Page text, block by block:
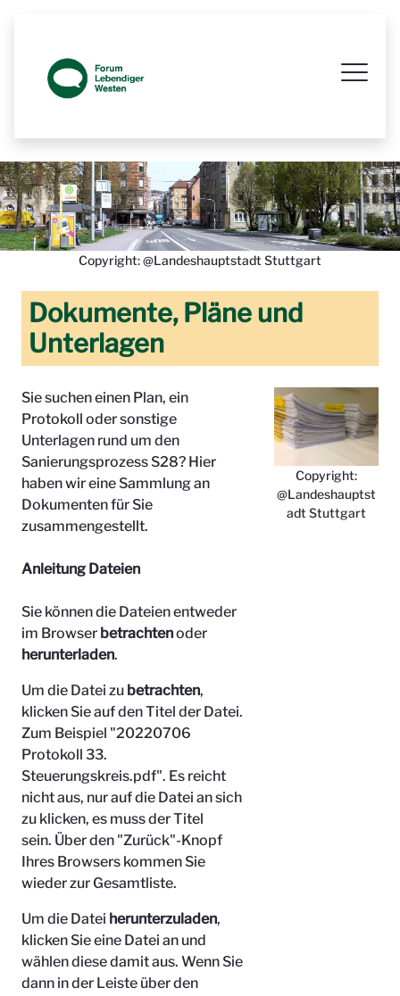
Copyright: @Landeshauptstadt Stuttgart
Dokumente, Pläne und
Unterlagen
Sie suchen einen Plan, ein
Protokoll oder sonstige
Unterlagen rund um den
Sanierungsprozess S28? Hier
haben wir eine Sammlung an
Dokumenten für Sie
zusammengestellt.
Anleitung Dateien
Sie können die Dateien entweder
im Browser betrachtenoder
herunterladen.
Um die Datei zu betrachten,
klicken Sie auf den Titel der Datei.
Zum Beispiel "20220706
Protokoll 33.
Steuerungskreis.pdf". Es reicht
nicht aus, nur auf die Datei an sich
zu klicken, es muss der Titel
sein. Über den "Zurück"-Knopf
Ihres Browsers kommen Sie
wieder zur Gesamtliste.
Um die Datei herunterzuladen,
klicken Sie eine Datei an und
wählen diese damit aus. Wenn Sie
dann in der Leiste über den
Copyright:
@Landeshauptst
adt Stuttgart